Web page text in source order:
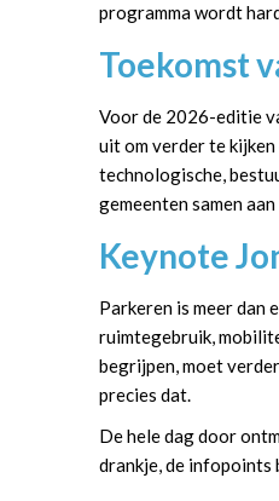
programma wordt
Toekomst
Voor de 2026-editie
uit om verder te
technologische,
gemeenten samen
Keynote
Parkeren is meer dan
ruimtegebruik,
begrijpen, moet
precies dat.
De hele dag door
drankje, de infopoints